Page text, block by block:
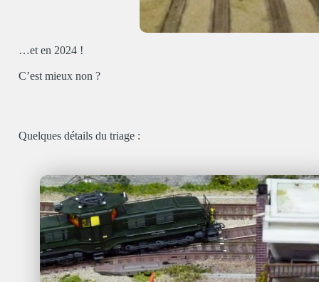
…et en 2024 !
C’est mieux non ?
Quelques détails du triage :